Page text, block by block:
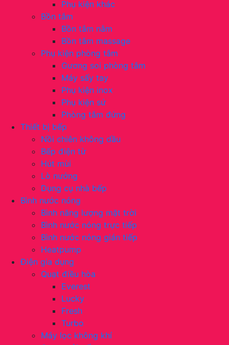
Phụ kiện khác
Bồn tắm
Bồn tắm nằm
Bồn tắm massage
Phụ kiện phòng tắm
Gương soi phòng tắm
Máy sấy tay
Phụ kiện inox
Phụ kiện sứ
Phòng tắm đứng
Thiết bị bếp
Nồi chiên không dầu
Bếp điện từ
Hút mùi
Lò nướng
Dụng cụ nhà bếp
Bình nước nóng
Bình năng lượng mặt trời
Bình nước nóng trực tiếp
Bình nước nóng gián tiếp
Heatpump
Điện gia dụng
Quạt điều hòa
Everest
Lucky
Fresh
Turbo
Máy lọc không khí